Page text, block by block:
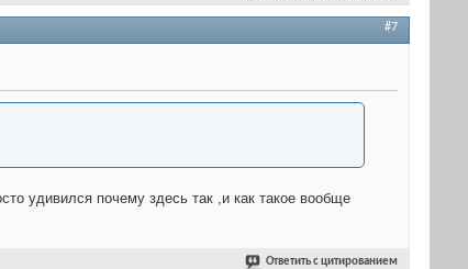
#7
удивился почему здесь так ,и как такое вообще
Ответить с цитированием